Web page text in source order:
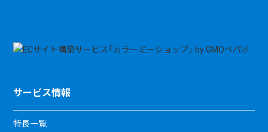
サービス情報
特長一覧